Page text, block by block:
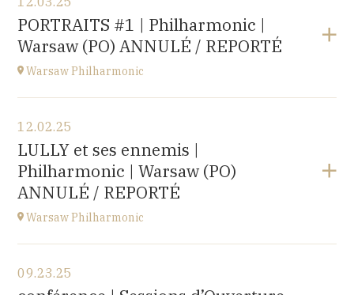
Melisey (70)
at18H00
PORTRAITS #1 | Philharmonic |
Warsaw (PO) ANNULÉ / REPORTÉ
Warsaw Philharmonic
POLOGNE
at20H00
Buy your tickets
12.02.25
LULLY et ses ennemis |
Philharmonic | Warsaw (PO)
ANNULÉ / REPORTÉ
Warsaw Philharmonic
POLOGNE
09.23.25